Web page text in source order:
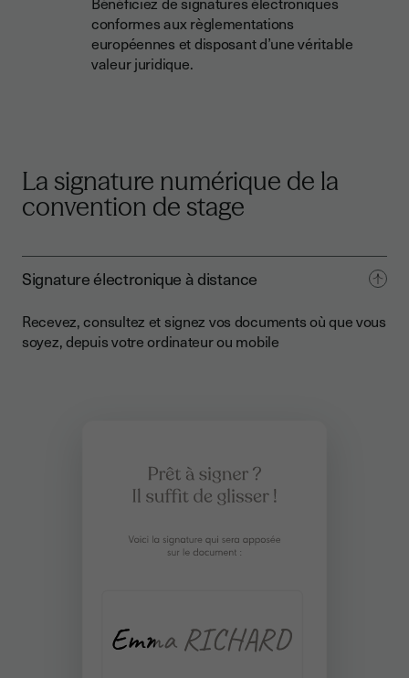
conformes aux règlementations
européennes et disposant d’une véritable
valeur juridique.
La signature numérique de la
convention de stage
Signature électronique à distance
Recevez, consultez et signez vos documents où que vous
soyez, depuis votre ordinateur ou mobile